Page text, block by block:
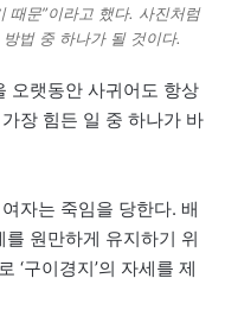
때문”이라고 했다. 사진처럼
법 중 하나가 될 것이다.
오랫동안 사귀어도 항상
장 힘든 일 중 하나가 바
자는 죽임을 당한다. 배
원만하게 유지하기 위
‘구이경지’의 자세를 제